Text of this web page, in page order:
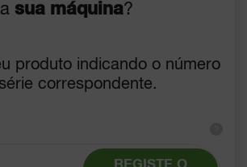
a sua máquina?
produto indicando o número
correspondente.